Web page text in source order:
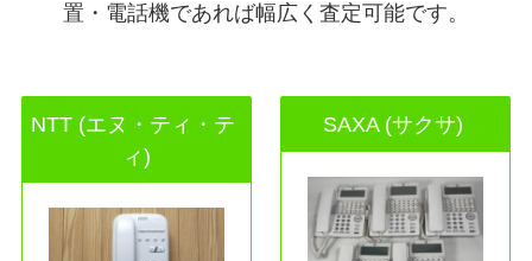
置・電話機であれば幅広く査定可能です。
NTT (エヌ・ティ・テ
ィ)
SAXA (サクサ)